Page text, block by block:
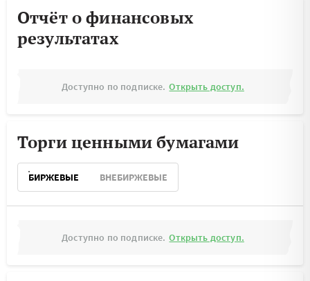
Отчёт о финансовых
результатах
Доступно по подписке. Открыть доступ.
Торги ценными бумагами
БИРЖЕВЫЕ ВНЕБИРЖЕВЫЕ
Доступно по подписке. Открыть доступ.